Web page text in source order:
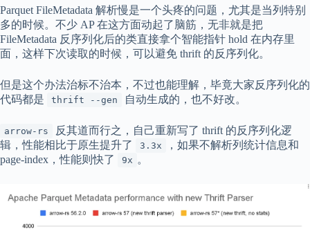
Parquet FileMetadata 解析慢是一个头疼的问题，尤其是当列特别
多的时候。不少 AP 在这方面动起了脑筋，无非就是把
FileMetadata 反序列化后的类直接拿个智能指针 hold 在内存里
面，这样下次读取的时候，可以避免 thrift 的反序列化。
但是这个办法治标不治本，不过也能理解，毕竟大家反序列化的
代码都是
thrift --gen 自动生成的，也不好改。
arrow-rs
反其道而行之，自己重新写了 thrift 的反序列化逻
辑，性能相比于原生提升了
3.3x
，如果不解析列统计信息和
page-index，性能则快了
9x 。